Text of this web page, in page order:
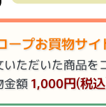
ープお買物サイ
いただいた商品を
金額 1,000円(税